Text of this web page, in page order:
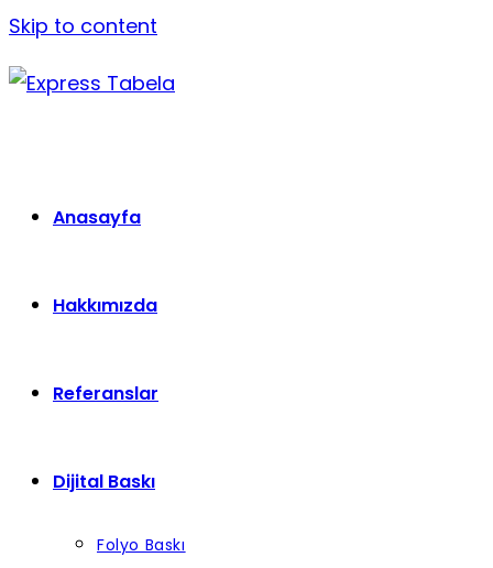
Skip to content
Anasayfa
Hakkımızda
Referanslar
Dijital Baskı
Folyo Baskı